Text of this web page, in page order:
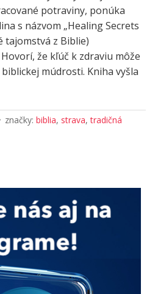
potraviny, ponúka
s názvom „Healing Secrets
tajomstvá z Biblie)
že kľúč k zdraviu môže
múdrosti. Kniha vyšla
značky: biblia, strava,tradičná